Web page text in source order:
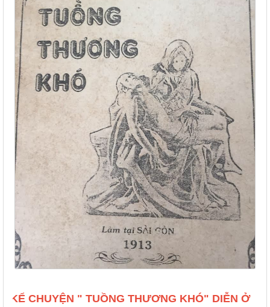
KỂ CHUYỆN " TUỒNG THƯƠNG KHÓ" DIỄN Ở